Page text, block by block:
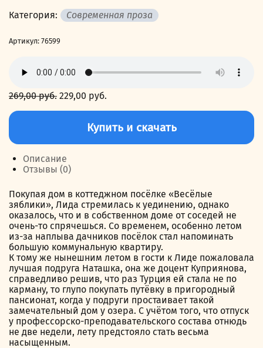
Категория: Современная проза
Артикул: 76599
269,00руб. Первоначальная
269,00 руб..
229,00 руб.
Количество
Дачники
смутного
времени
Купить и скачать
Описание
Отзывы (0)
Покупая дом в коттеджном посёлке «Весёлые
зяблики», Лида стремилась к уединению, однако
оказалось, что и в собственном доме от соседей не
очень-то спрячешься. Со временем, особенно летом
из-за наплыва дачников посёлок стал напоминать
большую коммунальную квартиру.
К тому же нынешним летом в гости к Лиде пожаловала
лучшая подруга Наташка, она же доцент Куприянова,
справедливо решив, что раз Турция ей стала не по
карману, то глупо покупать путёвку в пригородный
пансионат, когда у подруги простаивает такой
замечательный дом у озера. С учётом того, что отпуск
у профессорско-преподавательского состава отнюдь
не две недели, лету предстояло стать весьма
насыщенным.